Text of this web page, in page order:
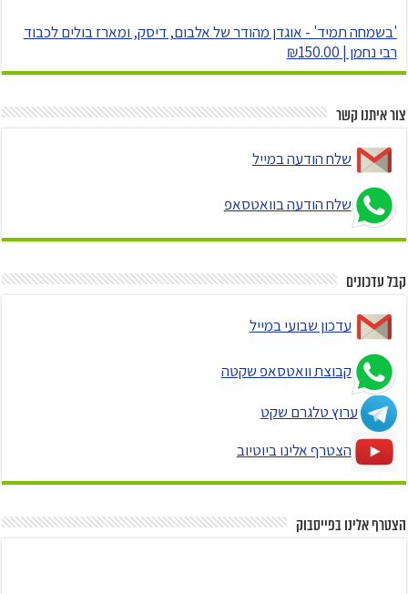
'בשמחה תמיד' - אוגדן מהודר של אלבום, דיסק, ומארז בולים לכבוד
רבי נחמן | ₪150.00
צור איתנו קשר
שלח הודעה במייל
שלח הודעה בוואטסאפ
קבל עדכונים
עדכון שבועי במייל
קבוצת וואטסאפ שקטה
ערוץ טלגרם שקט
הצטרף אלינו ביוטיוב
הצטרף אלינו בפייסבוק